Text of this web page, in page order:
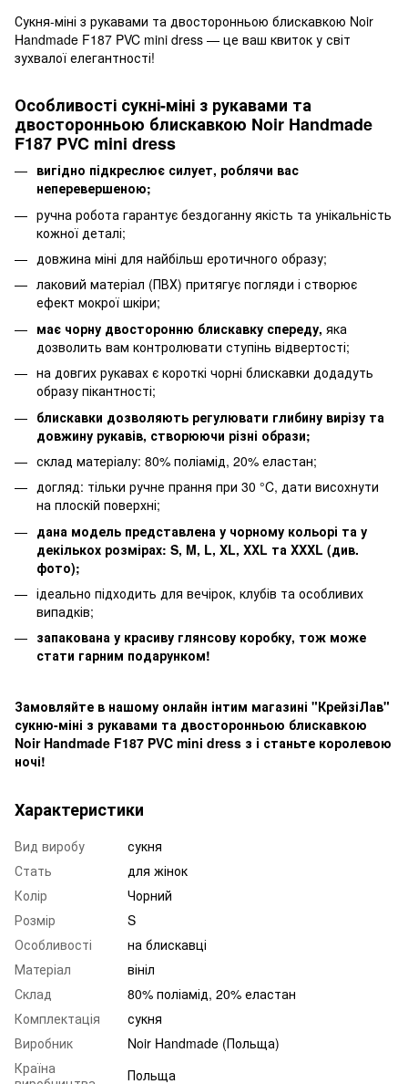
Сукня-міні з рукавами та двосторонньою блискавкою Noir
Handmade F187 PVC mini dress — це ваш квиток у світ
зухвалої елегантності!
Особливості сукні-міні з рукавами та
двосторонньою блискавкою Noir Handmade
F187 PVC mini dress
вигідно підкреслює силует, роблячи вас
неперевершеною;
ручна робота гарантує бездоганну якість та унікальність
кожної деталі;
довжина міні для найбільш еротичного образу;
лаковий матеріал (ПВХ) притягує погляди і створює
ефект мокрої шкіри;
має чорну двосторонню блискавку спереду, яка
дозволить вам контролювати ступінь відвертості;
на довгих рукавах є короткі чорні блискавки додадуть
образу пікантності;
блискавки дозволяють регулювати глибину вирізу та
довжину рукавів, створюючи різні образи;
склад матеріалу: 80% поліамід, 20% еластан;
догляд: тільки ручне прання при 30 °C, дати висохнути
на плоскій поверхні;
дана модель представлена у чорному кольорі та у
декількох розмірах: S, M, L, XL, XXL та XXXL (див.
фото);
ідеально підходить для вечірок, клубів та особливих
випадків;
запакована у красиву глянсову коробку, тож може
стати гарним подарунком!
Замовляйте в нашому онлайн інтим магазині "КрейзіЛав"
сукню-міні з рукавами та двосторонньою блискавкою
Noir Handmade F187 PVC mini dress з і станьте королевою
ночі!
Характеристики
Вид виробу
сукня
Стать
для жінок
Колір
Чорний
Розмір
S
Особливості
на блискавці
Матеріал
вініл
Склад
80% поліамід, 20% еластан
Комплектація
сукня
Виробник
Noir Handmade (Польща)
Країна
Польща